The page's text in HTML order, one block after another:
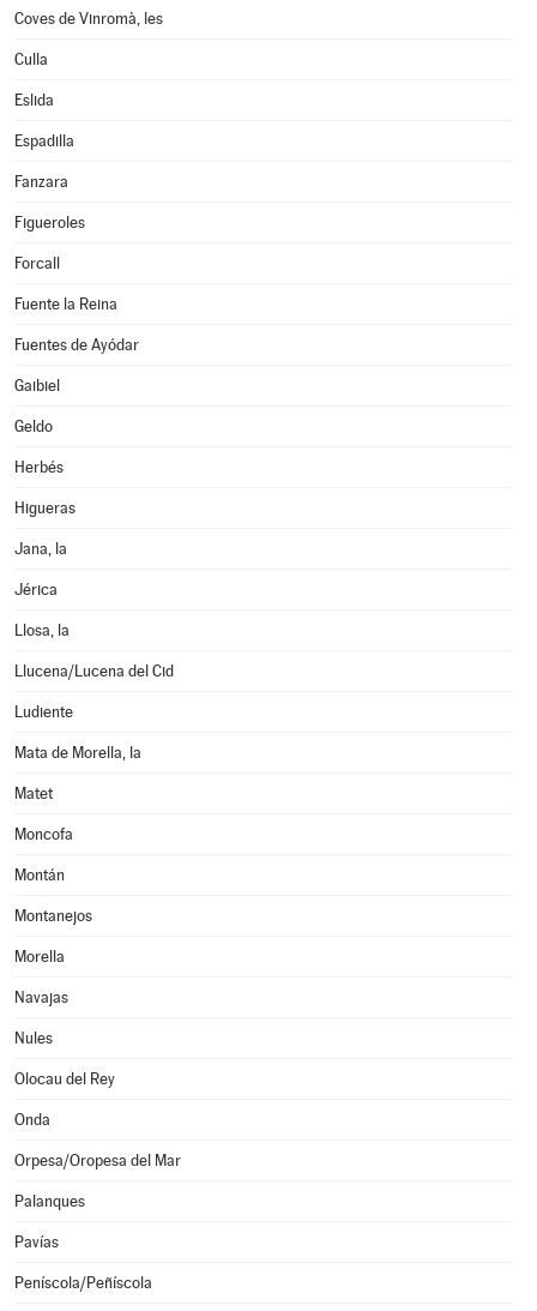
Coves de Vinromà, les
Culla
Eslida
Espadilla
Fanzara
Figueroles
Forcall
Fuente la Reina
Fuentes de Ayódar
Gaibiel
Geldo
Herbés
Higueras
Jana, la
Jérica
Llosa, la
Llucena/Lucena del Cid
Ludiente
Mata de Morella, la
Matet
Moncofa
Montán
Montanejos
Morella
Navajas
Nules
Olocau del Rey
Onda
Orpesa/Oropesa del Mar
Palanques
Pavías
Peníscola/Peñíscola